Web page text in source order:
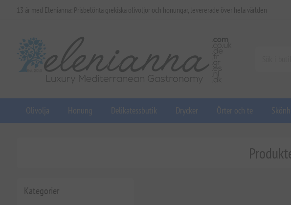
13 år med Elenianna: Prisbelönta grekiska olivoljor och honungar, levererade över hela världen
Olivolja Honung Delikatessbutik Drycker Örter och te
Kategorier